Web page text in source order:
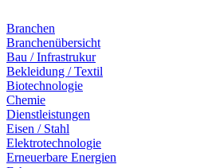
Branchen
Branchenübersicht
Bau / Infrastrukur
Bekleidung / Textil
Biotechnologie
Chemie
Dienstleistungen
Eisen / Stahl
Elektrotechnologie
Erneuerbare Energien